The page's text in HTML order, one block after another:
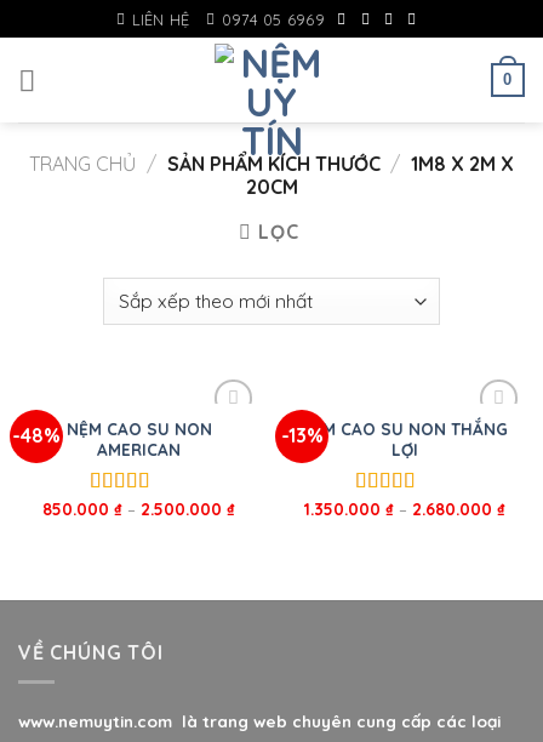
to
content
LIÊN HỆ 0974 05 6969
0
TRANG CHỦ / SẢN PHẨM KÍCH THƯỚC / 1M8 X 2M X
20CM
LỌC
-48% NỆM CAO SU NON
AMERICAN
Được xếp
850.000 ₫ – 2.500.000 ₫
-13%NỆM CAO SU NON THẮNG
LỢI
Được xếp
1.350.000 ₫– 2.680.000 ₫
VỀ CHÚNG TÔI
www.nemuytin.com là trang web chuyên cung cấp các loại